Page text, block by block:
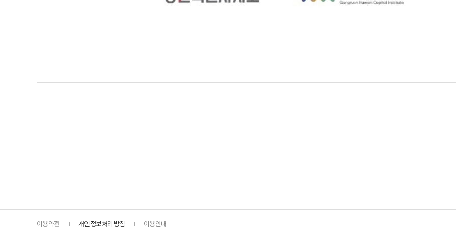
이용약관 개인정보처리방침 이용안내